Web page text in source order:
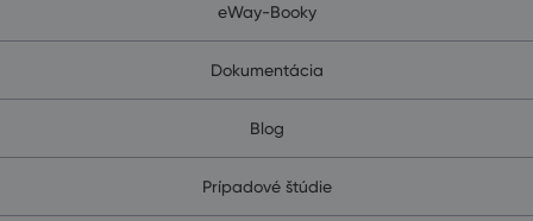
eWay-Booky
Dokumentácia
Blog
Prípadové štúdie